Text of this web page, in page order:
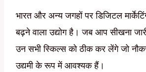
भारत और अन्य जगहों पर डिजिटल
बढ़ने वाला उद्योग है। जब आप सीखना
उन सभी स्किल्स को ठीक कर लेंगे जो
उद्यमी के रूप में आवश्यक हैं।